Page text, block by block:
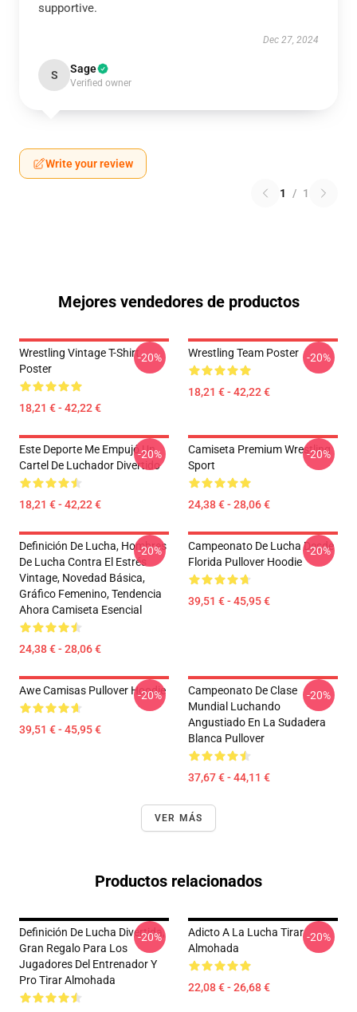
supportive.
Dec 27, 2024
S Sage
Verified owner
Write your review
1 / 1
Mejores vendedores de productos
Wrestling Vintage T-Shirt
Poster
18,21 € - 42,22 €
-20% Wrestling Team Poster
18,21 € - 42,22 €
-20%
Este Deporte Me Empujó Un
Cartel De Luchador Divertido
18,21 € - 42,22 €
-20%
Camiseta Premium Wrestling
Sport
24,38 € - 28,06 €
-20%
Definición De Lucha, Hombres
De Lucha Contra El Estrés
Vintage, Novedad Básica,
Gráfico Femenino, Tendencia
Ahora Camiseta Esencial
24,38 € - 28,06 €
-20%
Campeonato De Lucha Desde
Florida Pullover Hoodie
39,51 € - 45,95 €
-20%
Awe Camisas Pullover Hoodie
39,51 € - 45,95 €
-20%
Campeonato De Clase
Mundial Luchando
Angustiado En La Sudadera
Blanca Pullover
37,67 € - 44,11 €
-20%
VER MÁS
Productos relacionados
Definición De Lucha Divertida,
Gran Regalo Para Los
Jugadores Del Entrenador Y
Pro Tirar Almohada
-20%
Adicto A La Lucha Tirar
Almohada
22,08 € - 26,68 €
-20%